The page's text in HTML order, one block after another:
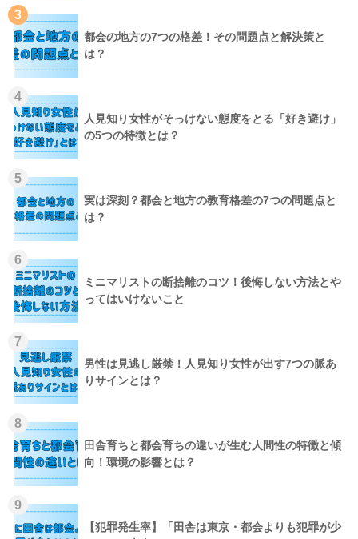
3
都会の地方の7つの格差！その問題点と解決策と
は？
4
人見知り女性がそっけない態度をとる「好き避け」
の5つの特徴とは？
5
実は深刻？都会と地方の教育格差の7つの問題点と
は？
6
ミニマリストの断捨離のコツ！後悔しない方法とや
ってはいけないこと
7
男性は見逃し厳禁！人見知り女性が出す7つの脈あ
りサインとは？
8
田舎育ちと都会育ちの違いが生む人間性の特徴と傾
向！環境の影響とは？
9
【犯罪発生率】「田舎は東京・都会よりも犯罪が少